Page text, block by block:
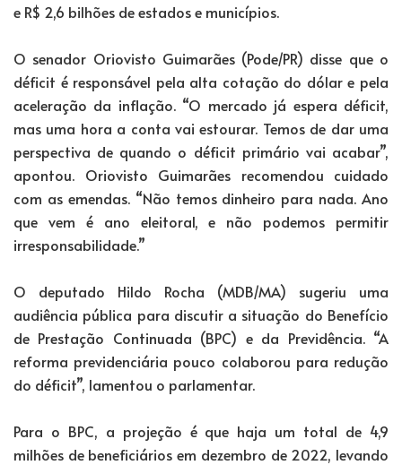
e R$ 2,6 bilhões de estados e municípios.
O senador Oriovisto Guimarães (Pode/PR) disse que o
déficit é responsável pela alta cotação do dólar e pela
aceleração da inflação. “O mercado já espera déficit,
mas uma hora a conta vai estourar. Temos de dar uma
perspectiva de quando o déficit primário vai acabar”,
apontou. Oriovisto Guimarães recomendou cuidado
com as emendas. “Não temos dinheiro para nada. Ano
que vem é ano eleitoral, e não podemos permitir
irresponsabilidade.”
O deputado Hildo Rocha (MDB/MA) sugeriu uma
audiência pública para discutir a situação do Benefício
de Prestação Continuada (BPC) e da Previdência. “A
reforma previdenciária pouco colaborou para redução
do déficit”, lamentou o parlamentar.
Para o BPC, a projeção é que haja um total de 4,9
milhões de beneficiários em dezembro de 2022, levando